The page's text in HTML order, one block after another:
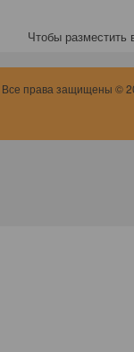
Чтобы разместить
Все права защищены ©